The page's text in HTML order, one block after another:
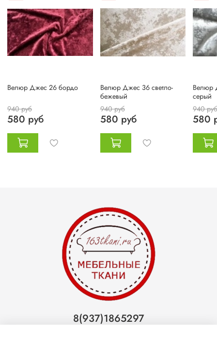
Велюр Джес 26 бордо
940 руб
580 руб
Велюр Джес 36 светло-
бежевый
940 руб
580 руб
Велюр
серый
940 руб
580
8(937)1865297